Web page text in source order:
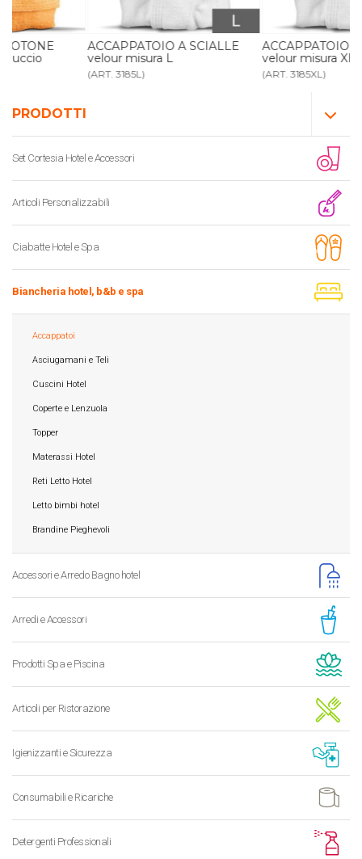
PRODOTTI
Set Cortesia Hotel e Accessori
Articoli Personalizzabili
Ciabatte Hotel e Spa
Biancheria hotel, b&b e spa
Accappatoi
Asciugamani e Teli
Cuscini Hotel
Coperte e Lenzuola
Topper
Materassi Hotel
Reti Letto Hotel
Letto bimbi hotel
Brandine Pieghevoli
Accessori e Arredo Bagno hotel
Arredi e Accessori
Prodotti Spa e Piscina
Articoli per Ristorazione
Igienizzanti e Sicurezza
Consumabili e Ricariche
Detergenti Professionali
ACCAPPATOIO A SCIALLE
velour misura L
ACCAPPATOIO A SCIALLE
velour misura XL